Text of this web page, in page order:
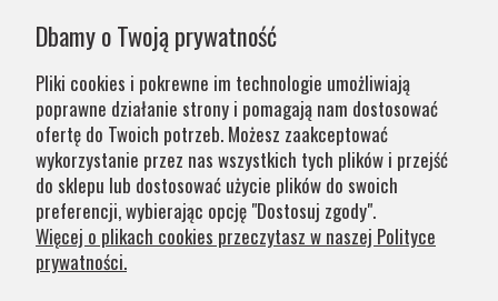
chęci zapewnienia jak najwyższej jakości produktu. W
na zamówienie jest zaznaczony w opisie. Wierzymy, że na
nasze lampy warto czasem poczekać.
Kategorie
Obsługa klienta
Dbamy o Twoją prywatność
Pliki cookies i pokrewne im technologie umożliwiają
poprawne działanie strony i pomagają nam dostosować
ofertę do Twoich potrzeb. Możesz zaakceptować
wykorzystanie przez nas wszystkich tych plików i przejść
do sklepu lub dostosować użycie plików do swoich
preferencji, wybierając opcję "Dostosuj zgody".
Więcej o plikach cookies przeczytasz w naszej Polityce
prywatności.